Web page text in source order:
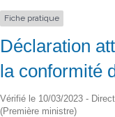
Fiche pratique
Déclaration
la conformité
Vérifié le 10/03/2023 -
(Première ministre)